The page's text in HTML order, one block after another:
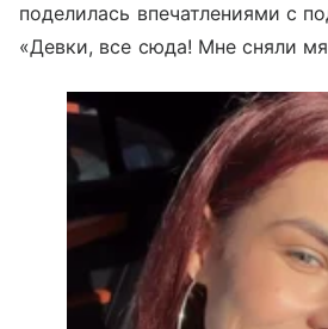
поделилась впечатлениями с
«Девки, все сюда! Мне сняли